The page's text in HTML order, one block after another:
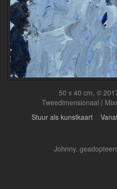
50 x 40 cm, ©
Tweedimensionaal |
Stuur als kunstkaart
Johnny,